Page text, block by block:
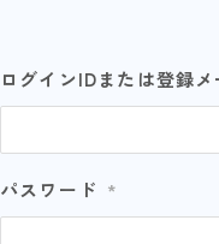
ログインIDまたは登録
パスワード *